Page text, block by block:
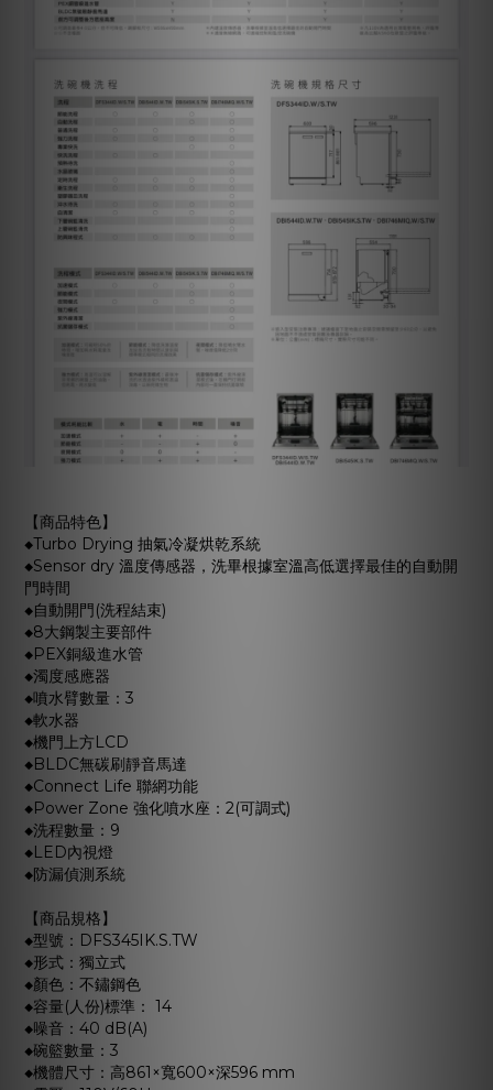
【商品特色】
◆Turbo Drying 抽氣冷凝烘乾系統
◆Sensor dry 溫度傳感器，洗畢根據室溫高低選擇最佳的自動開
門時間
◆自動開門(洗程結束)
◆8大鋼製主要部件
◆PEX銅級進水管
◆濁度感應器
◆噴水臂數量：3
◆軟水器
◆機門上方LCD
◆BLDC無碳刷靜音馬達
◆Connect Life 聯網功能
◆Power Zone 強化噴水座：2(可調式)
◆洗程數量：9
◆LED內視燈
◆防漏偵測系統
【商品規格】
◆型號：DFS345IK.S.TW
◆形式：獨立式
◆顏色：不鏽鋼色
◆容量(人份)標準： 14
◆噪音：40 dB(A)
◆碗籃數量：3
◆機體尺寸：高861×寬600×深596 mm